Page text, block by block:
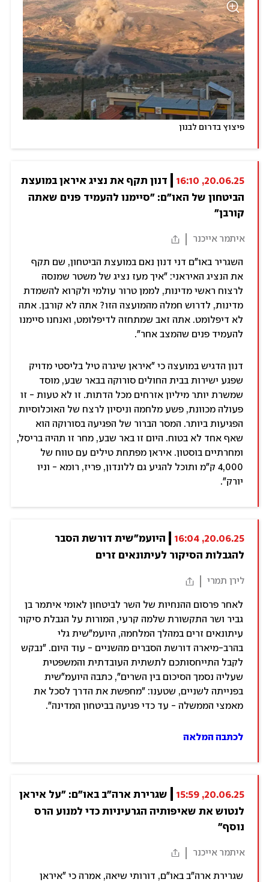
פיצוץ בדרום לבנון
20.06.25, 16:10
הביטחון של האו"ם: "סיימנו להעמיד פנים שאתה
קורבן"
איתמר אייכנר
השגריר באו"ם דני דנון נאם במועצת הביטחון, שם תקף
את הנציג האיראני: "איך מעז נציג של משטר שמנסה
לרצוח ראשי מדינות, לממן טרור עולמי ולקרוא להשמדת
מדינות, לדרוש חמלה מהמועצה הזו? אתה לא קורבן. אתה
לא דיפלומט. אתה זאב שמתחזה לדיפלומט, ואנחנו סיימנו
להעמיד פנים שהמצב אחר".
דנון הדגיש במועצה כי "איראן שיגרה טיל בליסטי מדויק
שפגע ישירות בבית החולים סורוקה בבאר שבע, מוסד
שמשרת יותר מיליון אזרחים מכל הדתות. זו לא טעות - זו
פעולה מכוונת, פשע מלחמה וניסיון לרצח של האוכלוסיות
הפגיעות ביותר. המסר הברור של הפגיעה בסורוקה הוא
שאף אחד לא בטוח. היום זו באר שבע, מחר זו תהיה בריסל,
ומחרתיים בוסטון. איראן מפתחת טילים עם טווח של
4,000 ק"מ ותוכל להגיע גם ללונדון, פריז, רומא - וניו
יורק".
20.06.25, 16:04
להגבלות הסיקור לעיתונאים זרים
לירן תמרי
לאחר פרסום ההנחיות של השר לביטחון לאומי איתמר בן
גביר ושר התקשורת שלמה קרעי, המורות על הגבלת סיקור
עיתונאים זרים במהלך המלחמה, היועמ"שית גלי
בהרב-מיארה דורשת הסברים מהשניים - עוד היום. "נבקש
לקבל התייחסותכם לתשתית העובדתית והמשפטית
שעליה נסמך הסיכום בין השרים", כתבה היועמ"שית
בפנייתה לשניים, שטענו: "מחפשת את הדרך לסכל את
מאמצי הממשלה - עד כדי פגיעה בביטחון המדינה".
לכתבה המלאה
20.06.25, 15:59
לנטוש את שאיפותיה הגרעיניות כדי למנוע הרס
נוסף"
איתמר אייכנר
שגרירת ארה"ב באו"ם, דורותי שיאה, אמרה כי "איראן